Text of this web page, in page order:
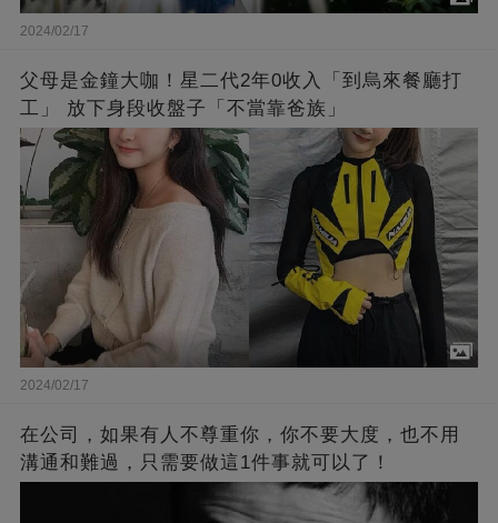
2024/02/17
父母是金鐘大咖！星二代2年0收入「到烏來餐廳打
工」 放下身段收盤子「不當靠爸族」
2024/02/17
在公司，如果有人不尊重你，你不要大度，也不用
溝通和難過，只需要做這1件事就可以了！